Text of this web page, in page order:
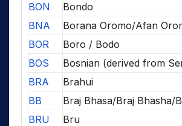
BON
Bondo
BNA
Borana Oromo/Afan
BOR
Boro / Bodo
BOS
Bosnian (derived from
BRA
Brahui
BB
Braj Bhasa/Braj Bhasha/
BRU
Bru